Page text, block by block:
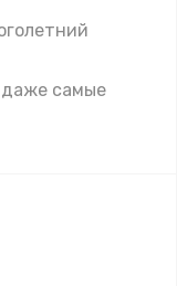
самые